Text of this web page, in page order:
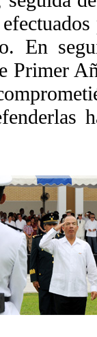
En
Primer